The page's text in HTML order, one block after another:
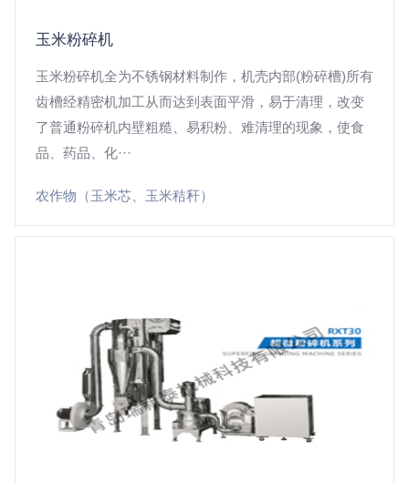
玉米粉碎机
玉米粉碎机全为不锈钢材料制作，机壳内部(粉碎槽)所有
齿槽经精密机加工从而达到表面平滑，易于清理，改变
了普通粉碎机内壁粗糙、易积粉、难清理的现象，使食
品、药品、化···
农作物（玉米芯、玉米秸秆）